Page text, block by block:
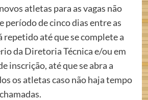
atletas para as vagas não
período de cinco dias entre as
repetido até que se complete a
da Diretoria Técnica e/ou em
inscrição, até que se abra a
os atletas caso não haja tempo